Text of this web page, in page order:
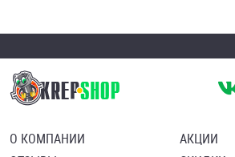
О КОМПАНИИ
АКЦИИ